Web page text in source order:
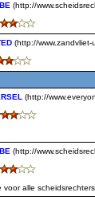
(http://
(http://www.zandvliet-
(http://
(http://
voor alle scheidsrechters